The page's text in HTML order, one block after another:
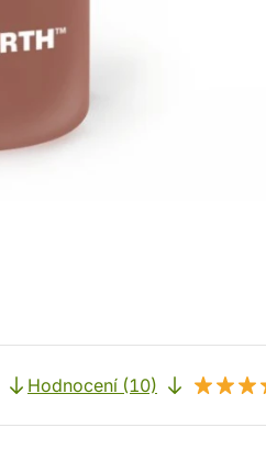
Hodnocení (10)